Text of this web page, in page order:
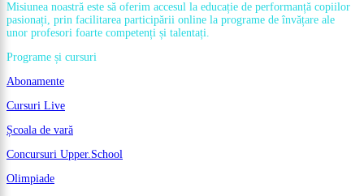
Misiunea noastră este să oferim accesul la educație de performanță copiilor
pasionați, prin facilitarea participării online la programe de învățare ale
unor profesori foarte competenți și talentați.
Programe și cursuri
Abonamente
Cursuri Live
Școala de vară
Concursuri Upper.School
Olimpiade